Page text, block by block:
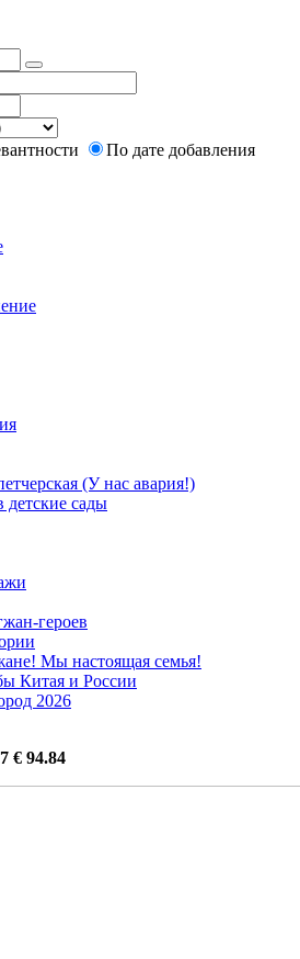
По дате добавления
(У нас авария!)
детские сады
героев
Мы настоящая семья!
Китая и России
2026
€ 94.84